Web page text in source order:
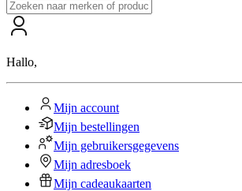
Hallo,
Mijn account
Mijn bestellingen
Mijn gebruikersgegevens
Mijn adresboek
Mijn cadeaukaarten